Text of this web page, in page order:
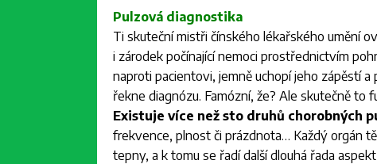
Pulzová diagnostika
Ti skuteční mistři čínského lékařského umění
i zárodek počínající nemoci prostřednictvím
naproti pacientovi, jemně uchopí jeho zápěstí
řekne diagnózu. Famózní, že? Ale skutečně to
Existuje více než sto druhů chorobných
frekvence, plnost či prázdnota… Každý orgán
tepny, a k tomu se řadí další dlouhá řada